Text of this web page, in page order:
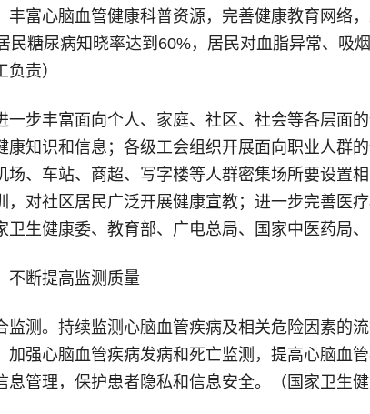
丰富心脑血管健康科普资源，完善健康教育网
民糖尿病知晓率达到60%，居民对血脂异常、
责）
一步丰富面向个人、家庭、社区、社会等各层
康知识和信息；各级工会组织开展面向职业人
场、车站、商超、写字楼等人群密集场所要设
，对社区居民广泛开展健康宣教；进一步完善医
生健康委、教育部、广电总局、国家中医药局
不断提高监测质量
监测。持续监测心脑血管疾病及相关危险因素
加强心脑血管疾病发病和死亡监测，提高心脑
管理，保护患者隐私和信息安全。（国家卫生